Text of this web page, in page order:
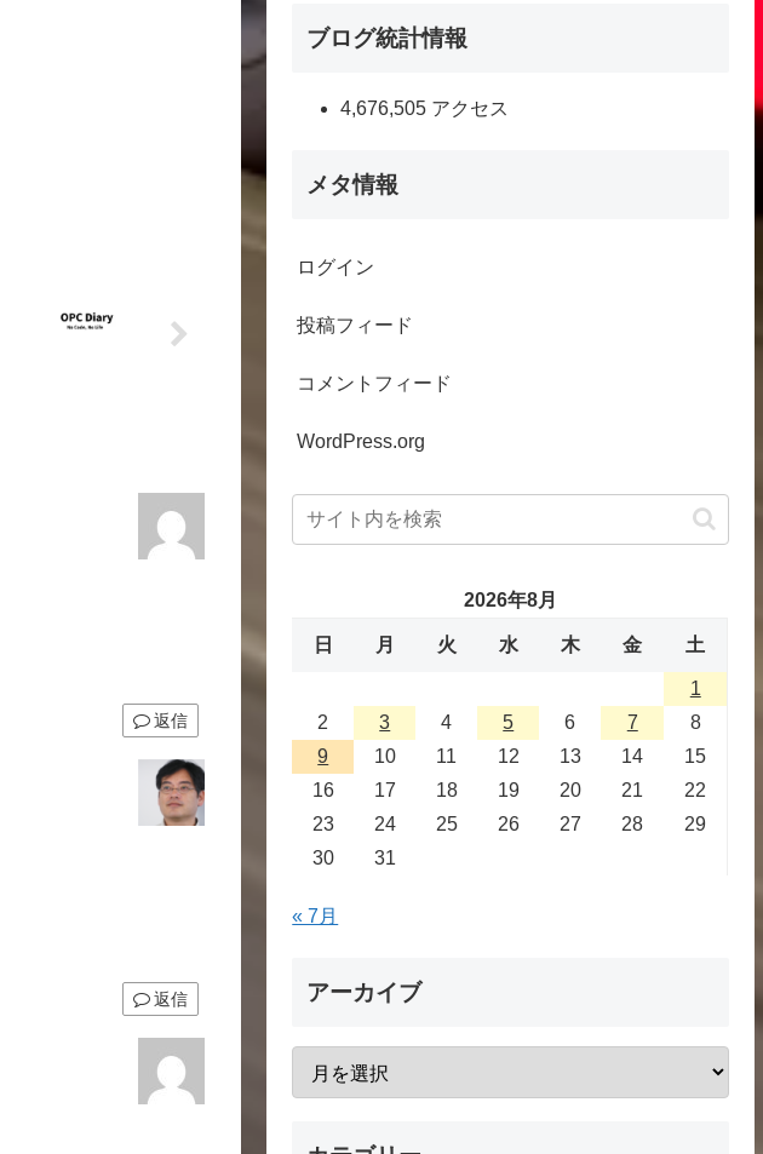
返信
返信
ブログ統計情報
4,676,505 アクセス
メタ情報
ログイン
投稿フィード
コメントフィード
WordPress.org
2026年8月
日 月 火 水 木 金 土
1
2
3 4 5 6 7
8
9
10 11 12 13 14
15
16
17 18 19 20 21
22
23
24 25 26 27 28
29
30
31
« 7月
アーカイブ